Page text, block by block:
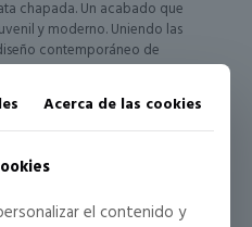
chapada. Un acabado que
y moderno. Uniendo las
contemporáneo de
acercarnos a un público joven
Acerca de las cookies
el contenido y